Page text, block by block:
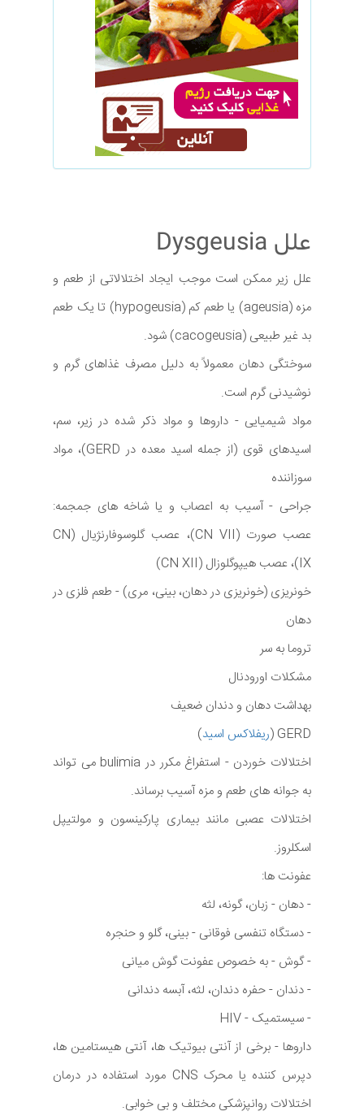
علل Dysgeusia
علل زیر ممکن است موجب ایجاد اختلالاتی از طعم و
مزه (ageusia) یا طعم کم (hypogeusia) تا یک طعم
بد غیر طبیعی (cacogeusia) شود.
سوختگی دهان معمولاً به دلیل مصرف غذاهای گرم و
نوشیدنی گرم است.
مواد شیمیایی - داروها و مواد ذکر شده در زیر، سم،
اسیدهای قوی (از جمله اسید معده در GERD)، مواد
سوزاننده
جراحی - آسیب به اعصاب و یا شاخه های جمجمه:
عصب صورت (CN VII)، عصب گلوسوفارنژیال (CN
IX)، عصب هیپوگلوزال (CN XII)
خونریزی (خونریزی در دهان، بینی، مری) - طعم فلزی در
دهان
تروما به سر
مشکلات اورودنال
بهداشت دهان و دندان ضعیف
GERD ( ریفلاکس اسید)
اختلالات خوردن - استفراغ مکرر در bulimia می تواند
به جوانه های طعم و مزه آسیب برساند.
اختلالات عصبی مانند بیماری پارکینسون و مولتیپل
اسکلروز.
عفونت ها:
- دهان - زبان، گونه، لثه
- دستگاه تنفسی فوقانی - بینی، گلو و حنجره
- گوش - به خصوص عفونت گوش میانی
- دندان - حفره دندان، لثه، آبسه دندانی
- سیستمیک - HIV
داروها - برخی از آنتی بیوتیک ها، آنتی هیستامین ها،
دپرس کننده یا محرک CNS مورد استفاده در درمان
اختلالات روانپزشکی مختلف و بی خوابی.